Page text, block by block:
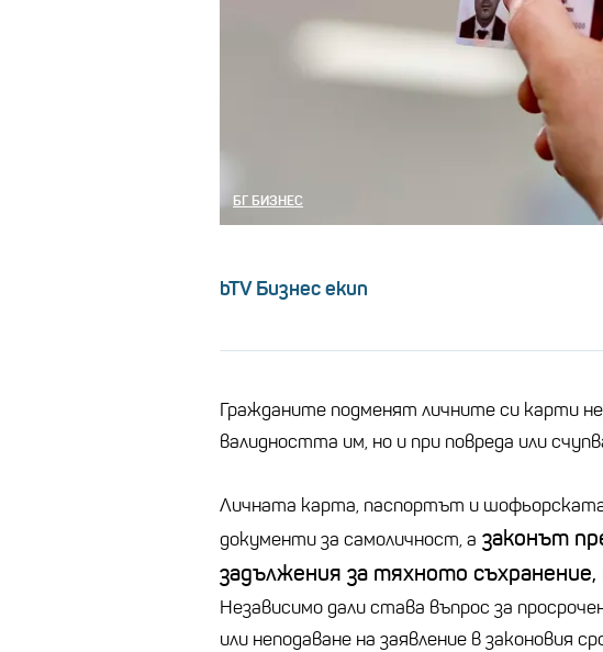
БГ БИЗНЕС
bTV Бизнес екип
Гражданите подменят личните си карти
валидността им, но и при повреда или
Личната карта, паспортът и
документи за самоличност, а законът
задължения за тяхното съхранение,
Независимо дали става въпрос за
или неподаване на заявление в законовия